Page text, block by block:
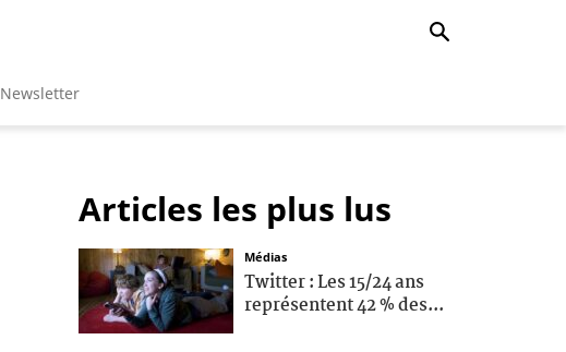
Newsletter
Articles les plus lus
Médias
Twitter : Les 15/24 ans
représentent 42 % des...